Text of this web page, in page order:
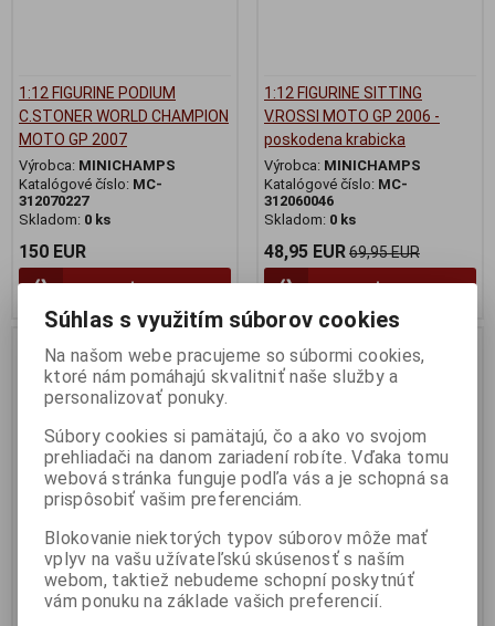
1:12 FIGURINE PODIUM
C.STONER WORLD CHAMPION
MOTO GP 2007
Výrobca: MINICHAMPS
Katalógové číslo: MC-
312070227
Skladom: 0 ks
150 EUR
Pridať do košíka
1:12 FIGURINE SITTING
V.ROSSI MOTO GP 2006 -
poskodena krabicka
Výrobca: MINICHAMPS
Katalógové číslo: MC-
312060046
Skladom: 0 ks
48,95 EUR69,95 EUR
Pridať do košíka
Nie ja na sklade
Zľava
30 %
1:12 FIGURINE RIDING V.ROSSI
MOTO GP 2006
Nie ja na sklade
1:12 FIGURINE RIDING V.ROSSI
MOTO GP 2007 JEREZ LAP OF
Súhlas s využitím súborov cookies
Na našom webe pracujeme so súbormi cookies,
ktoré nám pomáhajú skvalitniť naše služby a
personalizovať ponuky.
Súbory cookies si pamätajú, čo a ako vo svojom
prehliadači na danom zariadení robíte. Vďaka tomu
webová stránka funguje podľa vás a je schopná sa
prispôsobiť vašim preferenciám.
Blokovanie niektorých typov súborov môže mať
vplyv na vašu užívateľskú skúsenosť s naším
webom, taktiež nebudeme schopní poskytnúť
vám ponuku na základe vašich preferencií.